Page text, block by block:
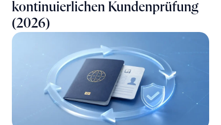
kontinuierlichen Kundenprüfung
(2026)